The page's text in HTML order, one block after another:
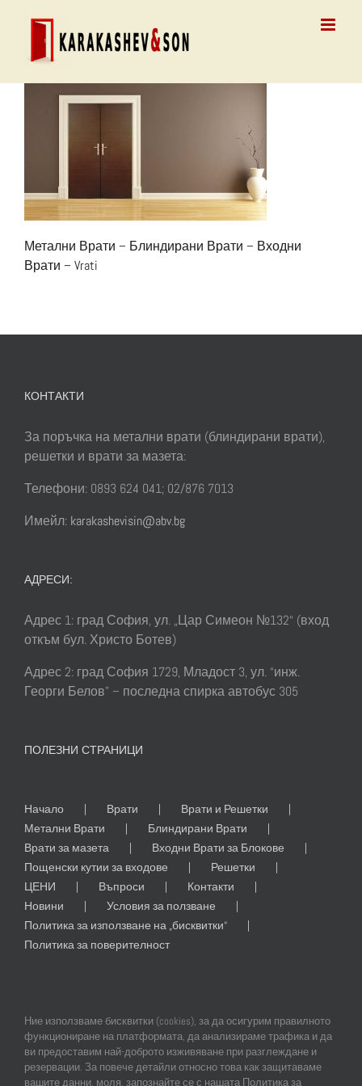
Метални Врати – Блиндирани Врати – Входни
Врати – Vrati
КОНТАКТИ
За поръчка на метални врати (блиндирани врати),
решетки и врати за мазета:
Телефони: 0893 624 041; 02/876 7013
Имейл: karakashevisin@abv.bg
АДРЕСИ:
Адрес 1: град София, ул. „Цар Симеон №132“ (вход
откъм бул. Христо Ботев)
Адрес 2: град София 1729, Младост 3, ул. “инж.
Георги Белов” – последна спирка автобус 305
ПОЛЕЗНИ СТРАНИЦИ
Начало Врати
Врати и Решетки
Метални Врати
Блиндирани Врати
Врати за мазета
Входни Врати за Блокове
Пощенски кутии за входове
Решетки
ЦЕНИ
Въпроси
Контакти
Новини
Условия за ползване
Политика за използване на „бисквитки“
Политика за поверителност
© Copyright 2026 |All Rights Reserved| ПрофесионаленУеб
Ние използваме бисквитки (cookies), за да осигурим правилното
функциониране на платформата, да анализираме трафика и да
ви предоставим най-доброто изживяване при разглеждане и
резервации. За повече детайли относно това как защитаваме
вашите данни, моля, запознайте се с нашата Политика за